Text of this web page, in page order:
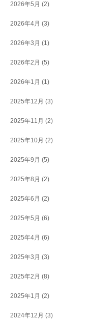
2026年5月 (2)
2026年4月 (3)
2026年3月 (1)
2026年2月 (5)
2026年1月 (1)
2025年12月 (3)
2025年11月 (2)
2025年10月 (2)
2025年9月 (5)
2025年8月 (2)
2025年6月 (2)
2025年5月 (6)
2025年4月 (6)
2025年3月 (3)
2025年2月 (8)
2025年1月 (2)
2024年12月 (3)